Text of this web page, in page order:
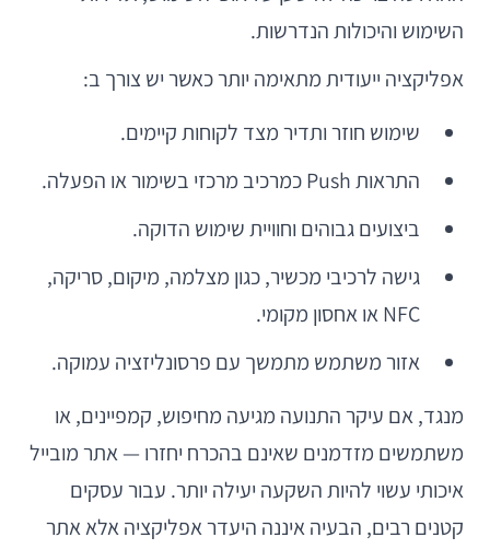
השימוש והיכולות הנדרשות.
אפליקציה ייעודית מתאימה יותר כאשר יש צורך ב:
שימוש חוזר ותדיר מצד לקוחות קיימים.
התראות Push כמרכיב מרכזי בשימור או הפעלה.
ביצועים גבוהים וחוויית שימוש הדוקה.
גישה לרכיבי מכשיר, כגון מצלמה, מיקום, סריקה,
NFC או אחסון מקומי.
אזור משתמש מתמשך עם פרסונליזציה עמוקה.
מנגד, אם עיקר התנועה מגיעה מחיפוש, קמפיינים, או
משתמשים מזדמנים שאינם בהכרח יחזרו — אתר מובייל
איכותי עשוי להיות השקעה יעילה יותר. עבור עסקים
קטנים רבים, הבעיה איננה היעדר אפליקציה אלא אתר